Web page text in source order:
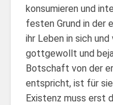
konsumieren und
festen Grund in der
ihr Leben in sich
gottgewollt und
Botschaft von der
entspricht, ist für
Existenz muss erst